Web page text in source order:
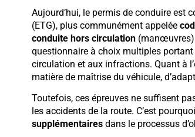
Aujourd’hui, le permis de conduire est
(ETG), plus communément appelée
conduite hors circulation(manœuvres)
questionnaire à choix multiples
circulation et aux infractions. Quant à
matière de maîtrise du véhicule,
Toutefois, ces épreuves ne suffisent
les accidents de la route. C’est
supplémentairesdans le processus